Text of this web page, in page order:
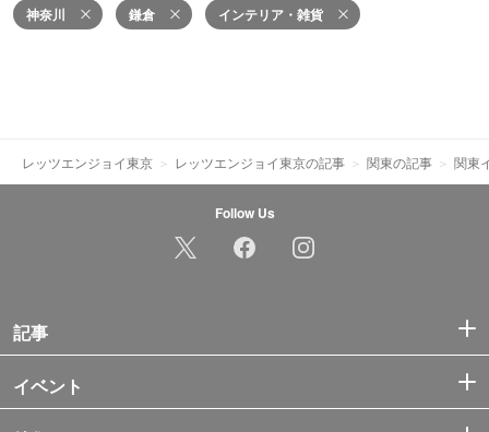
神奈川 鎌倉 インテリア・雑貨
レッツエンジョイ東京 レッツエンジョイ東京の記事 関東の記事 関東
Follow Us
記事
イベント